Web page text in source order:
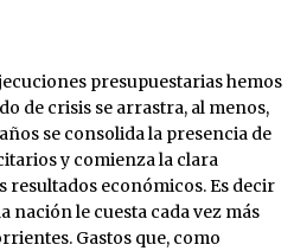
presupuestarias hemos
de crisis se arrastra, al menos,
se consolida la presencia de
y comienza la clara
resultados económicos. Es decir
nación le cuesta cada vez más
Gastos que, como